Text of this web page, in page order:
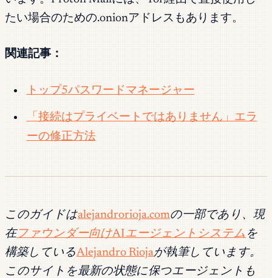
たい場合のための.onionアドレスもあります。
関連記事：
トップ5パスワードマネージャー
「接続はプライベートではありません」エラ
ーの修正方法
このガイドはalejandrorioja.comの一部であり、現
在ファウンダー向けAIエージェントシステム を
構築しているAlejandro Riojaが執筆しています。
このサイトを最新の状態に保つエージェントも